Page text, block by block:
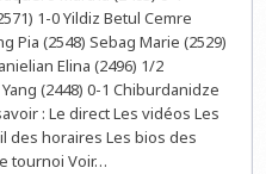
1-0 Yildiz Betul Cemre
Pia (2548) Sebag Marie (2529)
Elina (2496) 1/2
(2448) 0-1 Chiburdanidze
: Le direct Les vidéos Les
des horaires Les bios des
tournoi Voir…